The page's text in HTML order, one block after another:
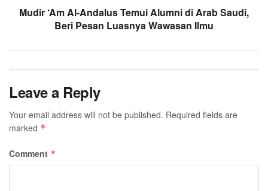
Mudir ‘Am Al-Andalus Temui Alumni di Arab Saudi,
Beri Pesan Luasnya Wawasan Ilmu
Leave a Reply
Your email address will not be published. Required fields are
marked *
Comment *